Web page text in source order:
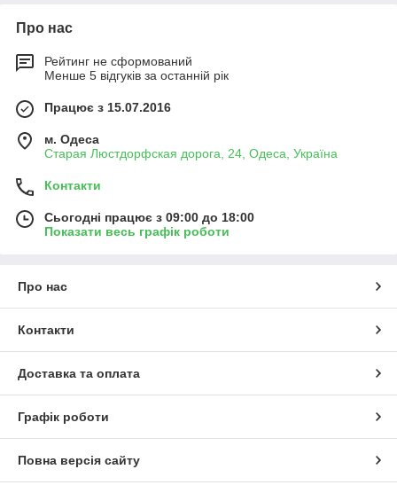
Про нас
Рейтинг не сформований
Менше 5 відгуків за останній рік
Працює з 15.07.2016
м. Одеса
Старая Люстдорфская дорога, 24, Одеса, Україна
Контакти
Сьогодні працює з 09:00 до 18:00
Показати весь графік роботи
Про нас
Контакти
Доставка та оплата
Графік роботи
Повна версія сайту